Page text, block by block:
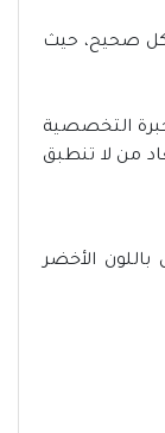
صحيح، حيث
التخصصية
من لا تنطبق
الأخضر